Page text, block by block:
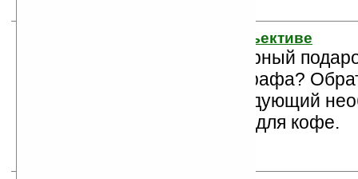
11. Кофе в фотообъективе
Ищете неординарный
знакомого фотографа?
внимание на следующий
концепт ... чашки для кофе.